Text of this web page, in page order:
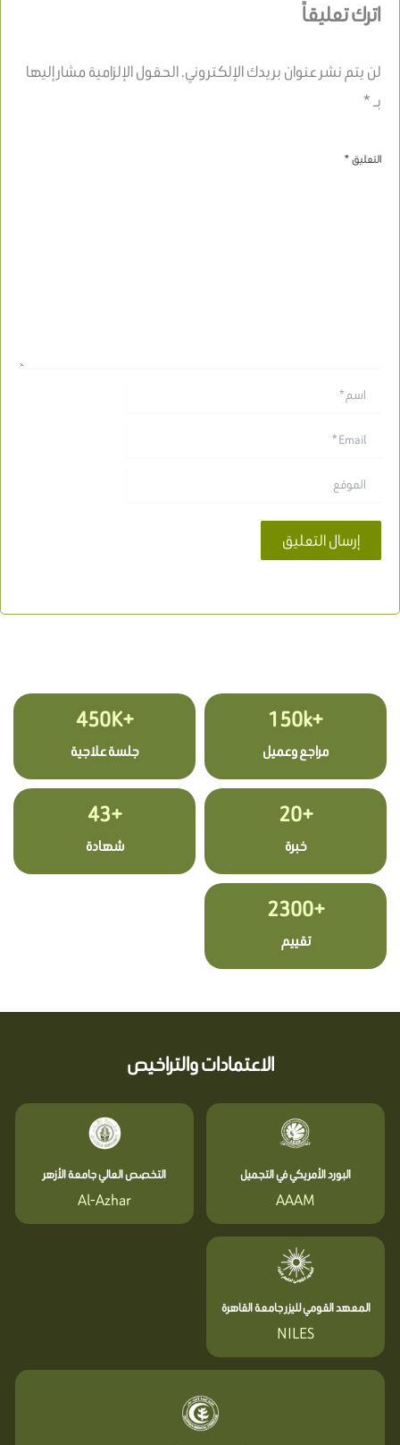
اترك تعليقاً
لن يتم نشر عنوان بريدك الإلكتروني.الحقول الإلزامية مشار إليها
بـ*
التعليق*
+150k
مراجع وعميل
+450K
جلسة علاجية
+20
خبرة
+43
شهادة
+2300
تقييم
الاعتمادات والتراخيص
البورد الأمريكي في التجميل
AAAM
التخصص العالي جامعة الأزهر
Al-Azhar
المعهد القومي لليزر جامعة القاهرة
NILES